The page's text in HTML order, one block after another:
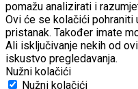
pomažu analizirati i
Ovi će se kolačići pohraniti
pristanak. Također imate
Ali isključivanje nekih od
iskustvo pregledavanja.
Nužni kolačići
Nužni kolačići